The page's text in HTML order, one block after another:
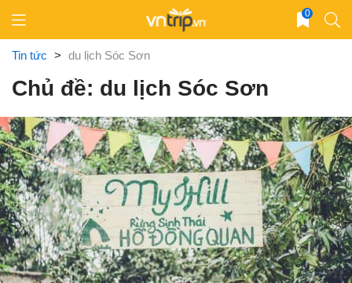
content
0
Tin tức > du lịch Sóc Sơn
Chủ đề: du lịch Sóc Sơn